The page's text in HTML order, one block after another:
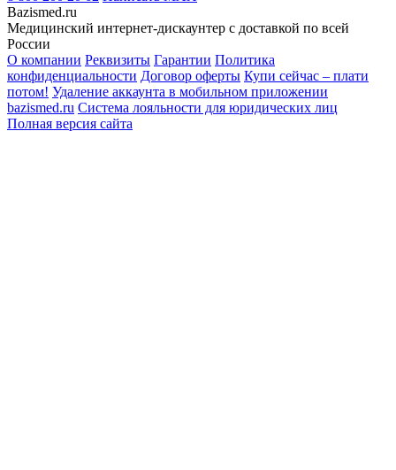
Bazismed.ru
Медицинский интернет-дискаунтер с доставкой по всей
России
О компании Реквизиты Гарантии Политика
конфиденциальности Договор оферты Купи сейчас – плати
потом! Удаление аккаунта в мобильном приложении
bazismed.ru Система лояльности для юридических лиц
Полная версия сайта